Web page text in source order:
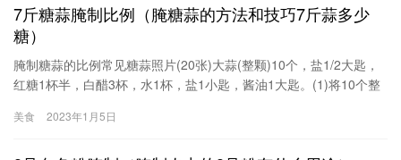
7斤糖蒜腌制比例（腌糖蒜的方法和技巧7斤蒜多少
糖）
腌制糖蒜的比例常见糖蒜照片(20张)大蒜(整颗)10个，盐1/2大匙，
红糖1杯半，白醋3杯，水1杯，盐1小匙，酱油1大匙。(1)将10个整
火，再放入大蒜浸渍20分钟，捞起沥干水份放凉备用。(3)将调味料
美食 2023年1月5日